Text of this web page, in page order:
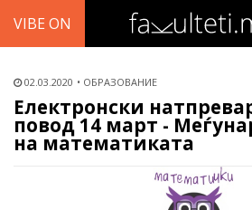
VIBE ON
02.03.2020 ОБРАЗОВАНИЕ
Електронски
повод 14 март -
на математиката